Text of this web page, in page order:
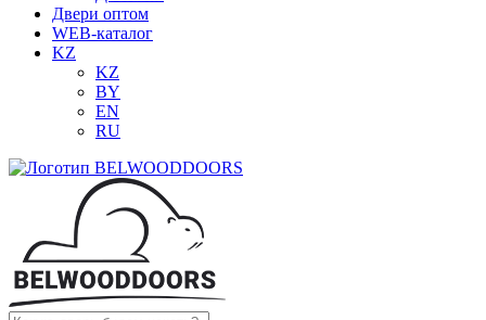
Двери оптом
WEB-каталог
KZ
KZ
BY
EN
RU